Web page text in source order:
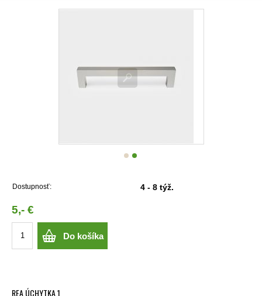
Dostupnosť: 4 - 8 týž.
5,- €
Do košíka
REA ÚCHYTKA 1